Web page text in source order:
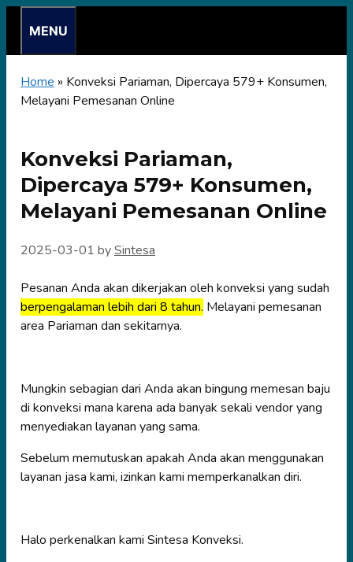
content
MENU
Home » Konveksi Pariaman, Dipercaya 579+ Konsumen,
Melayani Pemesanan Online
Konveksi Pariaman,
Dipercaya 579+ Konsumen,
Melayani Pemesanan Online
2025-03-01 bySintesa
Pesanan Anda akan dikerjakan oleh konveksi yang sudah
berpengalaman lebih dari 8 tahun. Melayani pemesanan
area Pariaman dan sekitarnya.
Mungkin sebagian dari Anda akan bingung memesan baju
di konveksi mana karena ada banyak sekali vendor yang
menyediakan layanan yang sama.
Sebelum memutuskan apakah Anda akan menggunakan
layanan jasa kami, izinkan kami memperkanalkan diri.
Halo perkenalkan kami Sintesa Konveksi.